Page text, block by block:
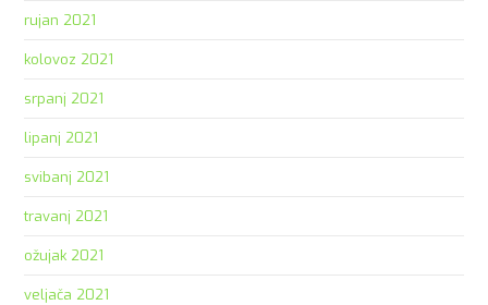
rujan 2021
kolovoz 2021
srpanj 2021
lipanj 2021
svibanj 2021
travanj 2021
ožujak 2021
veljača 2021